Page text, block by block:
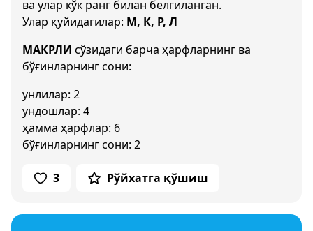
ва улар кўк ранг билан белгиланган.
Улар қуйидагилар: М, К, Р, Л
МАКРЛИ сўзидаги барча ҳарфларнинг ва
бўғинларнинг сони:
унлилар: 2
ундошлар: 4
ҳамма ҳарфлар: 6
бўғинларнинг сони: 2
3 Рўйхатга қўшиш